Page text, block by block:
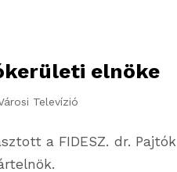
elnöke
Televízió
a FIDESZ. dr. Pajtók